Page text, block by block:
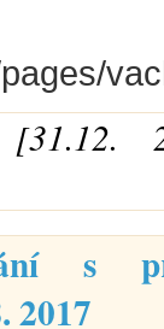
s
2017